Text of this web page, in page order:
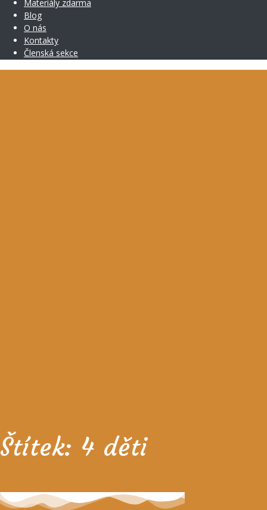
Materiály zdarma
Blog
O nás
Kontakty
Členská sekce
Štítek: 4 děti